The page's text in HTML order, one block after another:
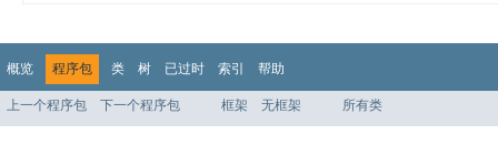
概览 程序包 类 树 已过时 索引 帮助
上一个程序包 下一个程序包 框架 无框架 所有类